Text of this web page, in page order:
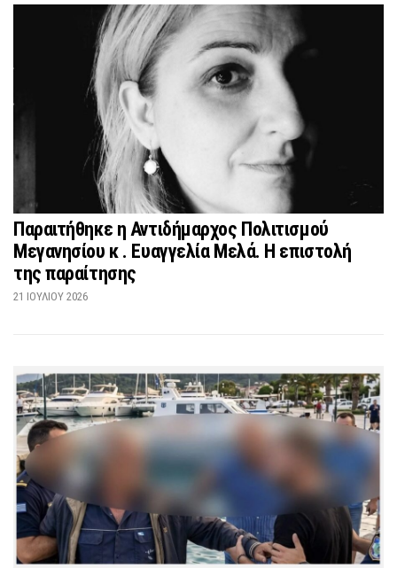
Παραιτήθηκε η Αντιδήμαρχος Πολιτισμού
Μεγανησίου κ . Ευαγγελία Μελά. Η επιστολή
της παραίτησης
21 ΙΟΥΛΊΟΥ 2026